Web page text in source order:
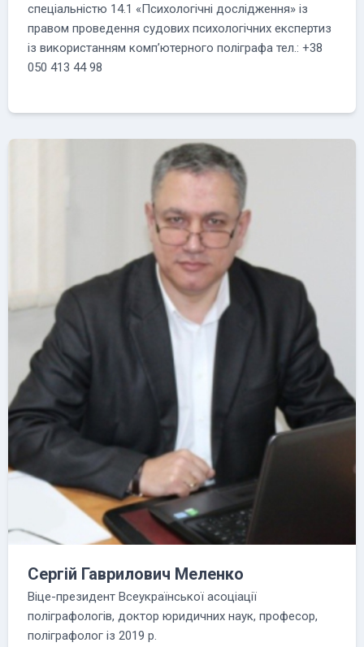
спеціальністю 14.1 «Психологічні дослідження» із
правом проведення судових психологічних експертиз
із використанням комп’ютерного поліграфа тел.: +38
050 413 44 98
Сергій Гаврилович Меленко
Віце-президент Всеукраїнської асоціації
поліграфологів, доктор юридичних наук, професор,
поліграфолог із 2019 р.